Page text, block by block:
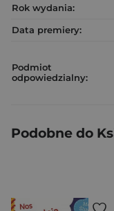
Rok wydania:
Data premiery:
Podmiot
odpowiedzialny:
Podobne do